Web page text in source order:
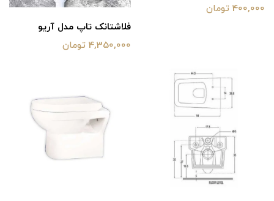
400,000 تومان
فلاشتانک تاپ مدل آریو
4,350,000 تومان